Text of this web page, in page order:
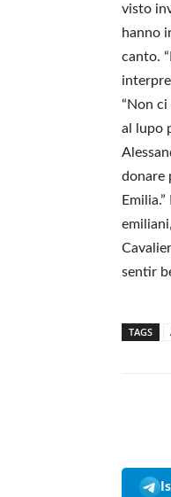
visto
hanno
canto.
“Non
al lupo
donare
sentir
TAGS